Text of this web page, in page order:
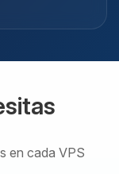
en cada VPS